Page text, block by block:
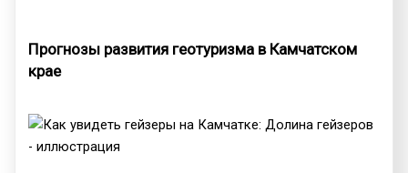
Прогнозы развития геотуризма в Камчатском
крае